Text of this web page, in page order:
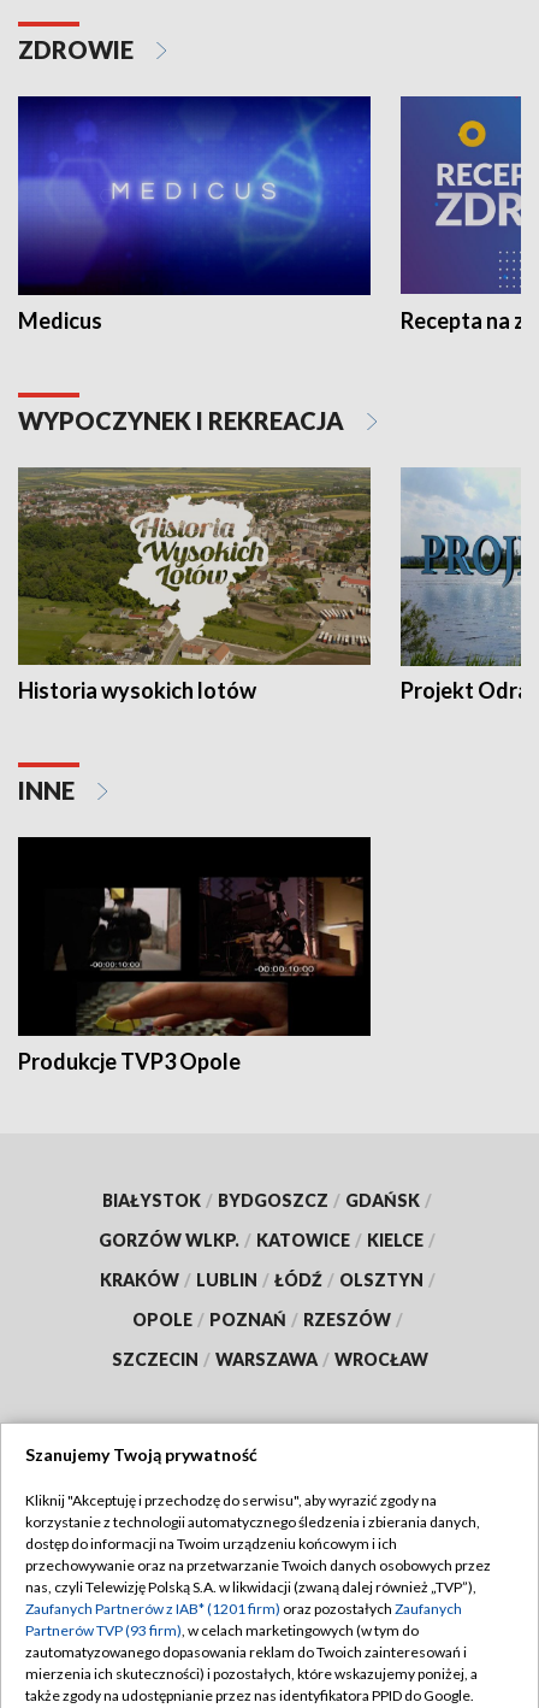
ZDROWIE
Medicus Recepta na
WYPOCZYNEK I REKREACJA
Historia wysokich lotów Projekt Odra
INNE
Produkcje TVP3 Opole
BIAŁYSTOK / BYDGOSZCZ / GDAŃSK /
GORZÓW WLKP. / KATOWICE / KIELCE /
KRAKÓW / LUBLIN / ŁÓDŹ / OLSZTYN /
OPOLE / POZNAŃ / RZESZÓW /
SZCZECIN / WARSZAWA / WROCŁAW
TVP
Abonament TVP
Emisja w TVP
Centrum informacji TVP
Naziemna Telewizja Cyfrowa
Regulamin TVP
Polityka prywatności
Moje zgody
Pomoc
Szanujemy Twoją prywatność
Kliknij "Akceptuję i przechodzę do serwisu", aby wyrazić zgody na
korzystanie z technologii automatycznego śledzenia i zbierania danych,
dostęp do informacji na Twoim urządzeniu końcowym i ich
przechowywanie oraz na przetwarzanie Twoich danych osobowych przez
nas, czyli Telewizję Polską S.A. w likwidacji (zwaną dalej również „TVP”),
Zaufanych Partnerów z IAB* (1201 firm) oraz pozostałych Zaufanych
Partnerów TVP (93 firm), w celach marketingowych (w tym do
zautomatyzowanego dopasowania reklam do Twoich zainteresowań i
mierzenia ich skuteczności) i pozostałych, które wskazujemy poniżej, a
także zgody na udostępnianie przez nas identyfikatora PPID do Google.